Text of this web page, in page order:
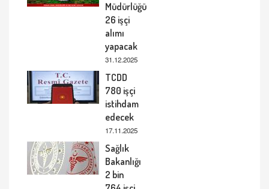
Müdürlüğü
26 işçi
alımı
yapacak
31.12.2025
TCDD
780 işçi
istihdam
edecek
17.11.2025
Sağlık
Bakanlığı
2 bin